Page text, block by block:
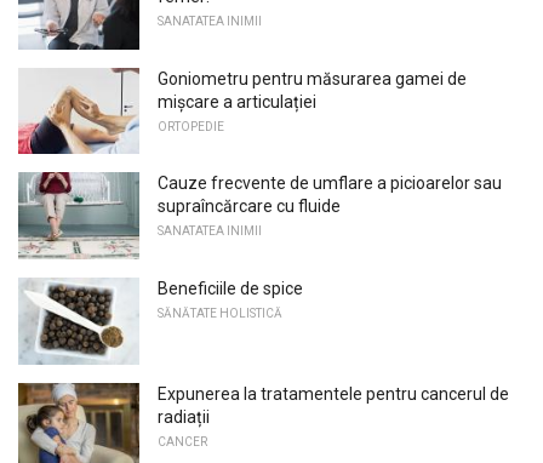
SANATATEA INIMII
Goniometru pentru măsurarea gamei de
mișcare a articulației
ORTOPEDIE
Cauze frecvente de umflare a picioarelor sau
supraîncărcare cu fluide
SANATATEA INIMII
Beneficiile de spice
SĂNĂTATE HOLISTICĂ
Expunerea la tratamentele pentru cancerul de
radiații
CANCER